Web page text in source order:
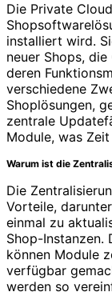
Die Private
installiert wird.
neuer Shops,
deren
verschiedene
Shoplösungen,
zentrale
Module, was
Warum ist die
Die
Vorteile,
einmal zu
Shop-Instanzen.
können Module
verfügbar
werden so